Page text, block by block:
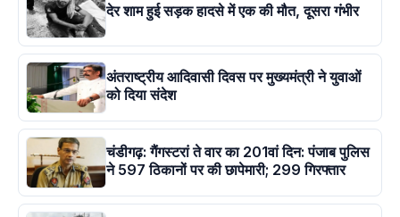
देर शाम हुई सड़क हादसे में एक की मौत, दूसरा गंभीर
अंतराष्ट्रीय आदिवासी दिवस पर मुख्यमंत्री ने युवाओं
को दिया संदेश
चंडीगढ़: गैंगस्टरां ते वार का 201वां दिन: पंजाब पुलिस
ने 597 ठिकानों पर की छापेमारी; 299 गिरफ्तार